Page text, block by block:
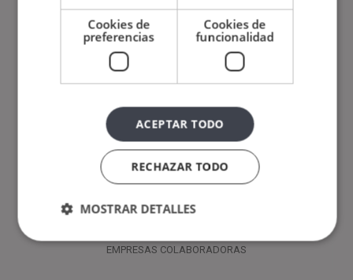
ALUMNOS
900
SALIDAS PROFESIONALES
150
EMPRESAS COLABORADORAS
Cookies de
preferencias
Cookies de
funcionalidad
ACEPTAR TODO
RECHAZAR TODO
MOSTRAR DETALLES